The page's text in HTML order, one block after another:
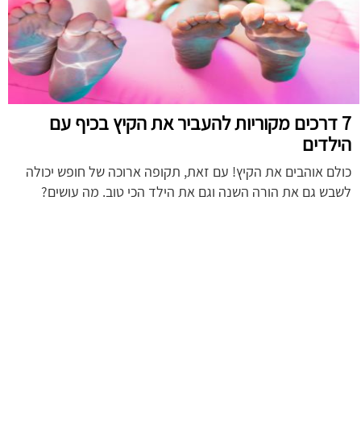
7 דרכים מקוריות להעביר את הקיץ בכיף עם
הילדים
כולם אוהבים את הקיץ! עם זאת, תקופה ארוכה של חופש יכולה
לשבש גם את הורה השנה וגם את הילד הכי טוב. מה עושים?